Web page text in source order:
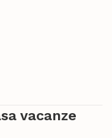
vacanze